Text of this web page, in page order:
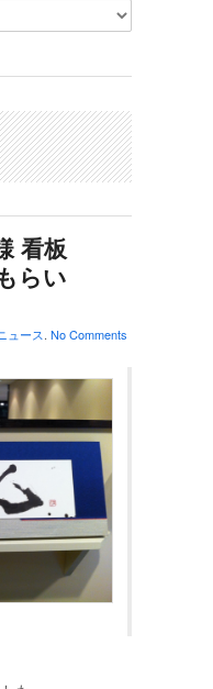
看板
らい
ュース. No Comments